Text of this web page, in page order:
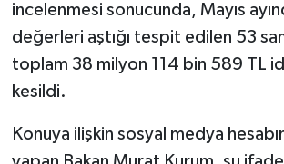
incelenmesi sonucunda, Mayıs
değerleri aştığı tespit edilen 53
toplam 38 milyon 114 bin 589 TL
kesildi.
Konuya ilişkin sosyal medya